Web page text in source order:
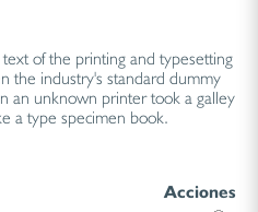
of the printing and typesetting
the industry's standard dummy
an unknown printer took a galley
a type specimen book.
Acciones